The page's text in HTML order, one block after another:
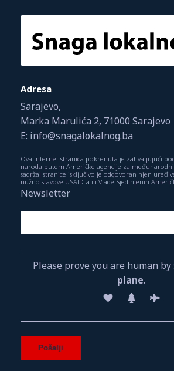
Adresa
Sarajevo,
Marka Marulića 2, 71000 Sarajevo
E: info@snagalokalnog.ba
Ova internet stranica pokrenuta je zahvaljujući
naroda putem Američke agencije za međunarodni
sadržaj stranice isključivo je odgovoran njen
nužno stavove USAID-a ili Vlade Sjedinjenih
Newsletter
Please prove you are human
plane.